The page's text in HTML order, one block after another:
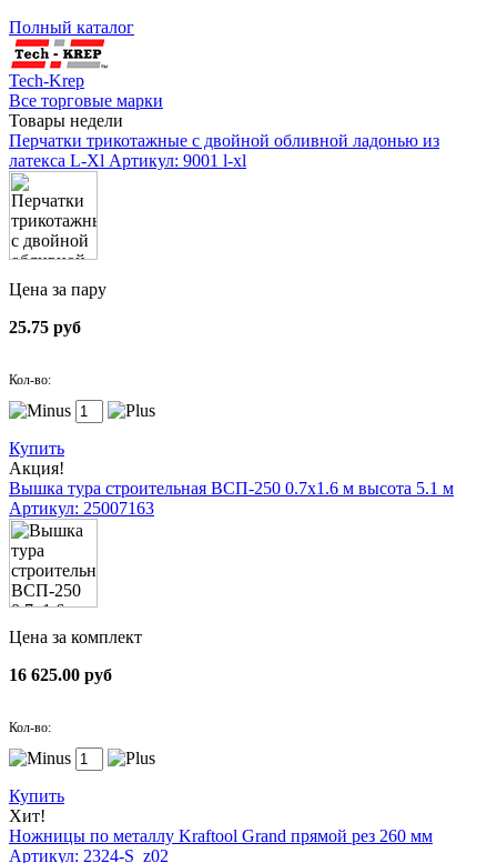
Полный каталог
Tech-Krep
Все торговые марки
Товары недели
Перчатки трикотажные с двойной обливной ладонью из
латекса L-Xl Артикул: 9001 l-xl
Цена за пару
25.75 руб
Кол-во:
Купить
Акция!
Вышка тура строительная ВСП-250 0.7х1.6 м высота 5.1 м
Артикул: 25007163
Цена за комплект
16 625.00 руб
Кол-во:
Купить
Хит!
Ножницы по металлу Kraftool Grand прямой рез 260 мм
Артикул: 2324-S_z02